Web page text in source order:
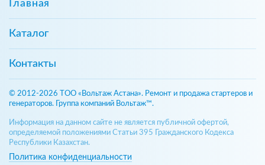
Главная
Каталог
Контакты
© 2012-2026 ТОО «Вольтаж Астана». Ремонт и продажа стартеров и
генераторов. Группа компаний Вольтаж™.
Информация на данном сайте не является публичной офертой,
определяемой положениями Статьи 395 Гражданского Кодекса
Республики Казахстан.
Политика конфиденциальности